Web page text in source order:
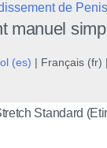
de Penis
manuel
(es) | Français
Standard